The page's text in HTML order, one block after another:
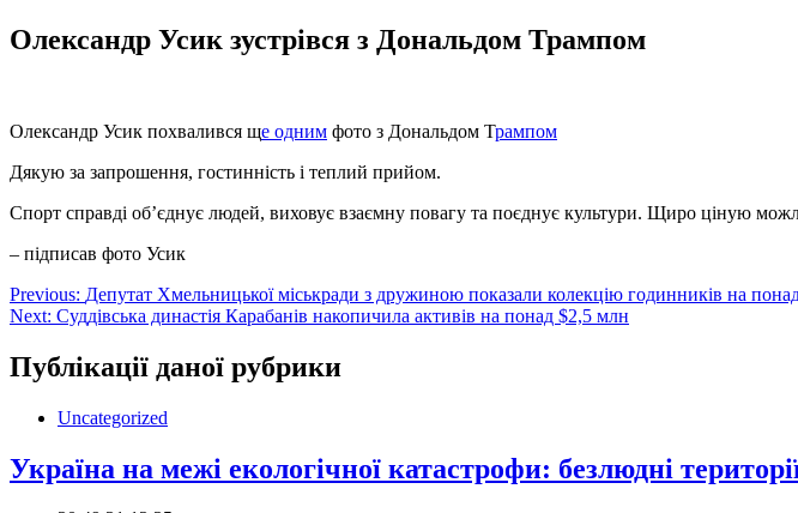
Олександр Усик зустрівся з Дональдом Трампом
Олександр Усик похвалився ще одним фото з Дональдом Трампом
Дякую за запрошення, гостинність і теплий прийом.
Спорт справді об’єднує людей, виховує взаємну повагу та поєднує культури. Щиро ціную
– підписав фото Усик
Навігація
записів
Previous: Депутат Хмельницької міськради з дружиною показали колекцію годинників на
Next: Суддівська династія Карабанів накопичила активів на понад $2,5 млн
Публікації даної рубрики
Uncategorized
Україна на межі екологічної катастрофи: безлюдні